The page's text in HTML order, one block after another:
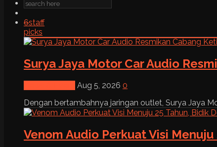
6staff
picks
Surya Jaya Motor Car Audio
Aug 5, 2026 0
Dengan bertambahnya jaringan outlet, Surya Jaya
Venom Audio Perkuat Visi